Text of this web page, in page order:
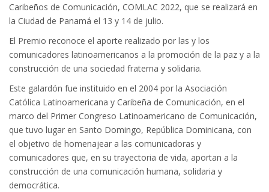
Caribeños de Comunicación, COMLAC 2022, que se realizará en
la Ciudad de Panamá el 13 y 14 de julio.
El Premio reconoce el aporte realizado por las y los
comunicadores latinoamericanos a la promoción de la paz y a la
construcción de una sociedad fraterna y solidaria.
Este galardón fue instituido en el 2004 por la Asociación
Católica Latinoamericana y Caribeña de Comunicación, en el
marco del Primer Congreso Latinoamericano de Comunicación,
que tuvo lugar en Santo Domingo, República Dominicana, con
el objetivo de homenajear a las comunicadoras y
comunicadores que, en su trayectoria de vida, aportan a la
construcción de una comunicación humana, solidaria y
democrática.